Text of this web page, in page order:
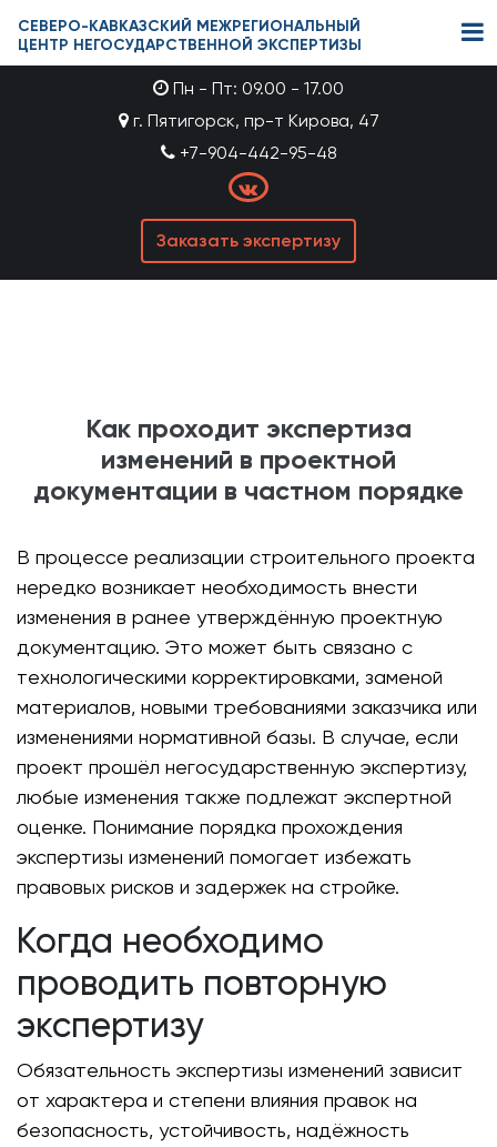
СЕВЕРО-КАВКАЗСКИЙ МЕЖРЕГИОНАЛЬНЫЙ
ЦЕНТР НЕГОСУДАРСТВЕННОЙ ЭКСПЕРТИЗЫ
Пн - Пт: 09.00 - 17.00
г. Пятигорск, пр-т Кирова, 47
+7-904-442-95-48
Заказать экспертизу
Как проходит экспертиза
изменений в проектной
документации в частном порядке
В процессе реализации строительного проекта
нередко возникает необходимость внести
изменения в ранее утверждённую проектную
документацию. Это может быть связано с
технологическими корректировками, заменой
материалов, новыми требованиями заказчика или
изменениями нормативной базы. В случае, если
проект прошёл негосударственную экспертизу,
любые изменения также подлежат экспертной
оценке. Понимание порядка прохождения
экспертизы изменений помогает избежать
правовых рисков и задержек на стройке.
Когда необходимо
проводить повторную
экспертизу
Обязательность экспертизы изменений зависит
от характера и степени влияния правок на
безопасность, устойчивость, надёжность